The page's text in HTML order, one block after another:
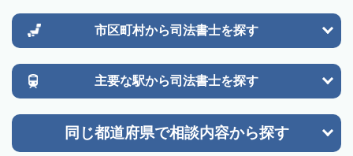
市区町村から司法書士を探す
主要な駅から司法書士を探す
同じ都道府県で相談内容から探す